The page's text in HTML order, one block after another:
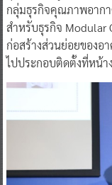
กลุ่มธุรกิจคุณภาพอาก
สำหรับธุรกิจ Modular
ก่อสร้างส่วนย่อยของอ
ไปประกอบติดตั้งที่หน้า